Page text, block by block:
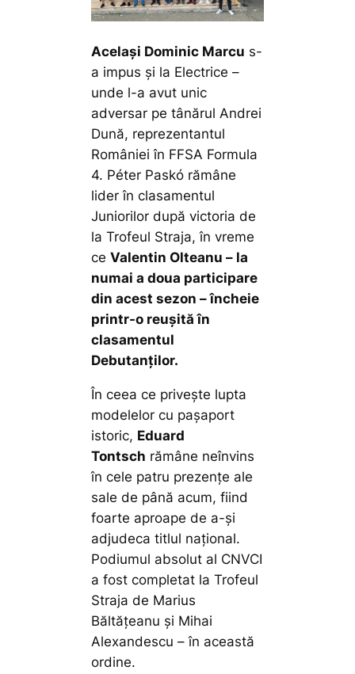
Același Dominic Marcu s-
a impus și la Electrice –
unde l-a avut unic
adversar pe tânărul Andrei
Dună, reprezentantul
României în FFSA Formula
4. Péter Paskó rămâne
lider în clasamentul
Juniorilor după victoria de
la Trofeul Straja, în vreme
ceValentin Olteanu – la
numai a doua participare
din acest sezon – încheie
printr-o reușită în
clasamentul
Debutanților.
În ceea ce privește lupta
modelelor cu pașaport
istoric, Eduard
Tontsch rămâne neînvins
în cele patru prezențe ale
sale de până acum, fiind
foarte aproape de a-și
adjudeca titlul național.
Podiumul absolut al CNVCI
a fost completat la Trofeul
Straja de Marius
Băltățeanu și Mihai
Alexandescu – în această
ordine.